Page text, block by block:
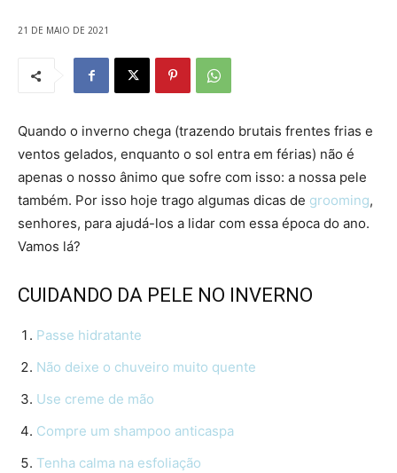
21 DE MAIO DE 2021
Quando o inverno chega (trazendo brutais frentes frias e
ventos gelados, enquanto o sol entra em férias) não é
apenas o nosso ânimo que sofre com isso: a nossa pele
também. Por isso hoje trago algumas dicas de grooming,
senhores, para ajudá-los a lidar com essa época do ano.
Vamos lá?
CUIDANDO DA PELE NO INVERNO
Passe hidratante
Não deixe o chuveiro muito quente
Use creme de mão
Compre um shampoo anticaspa
Tenha calma na esfoliação